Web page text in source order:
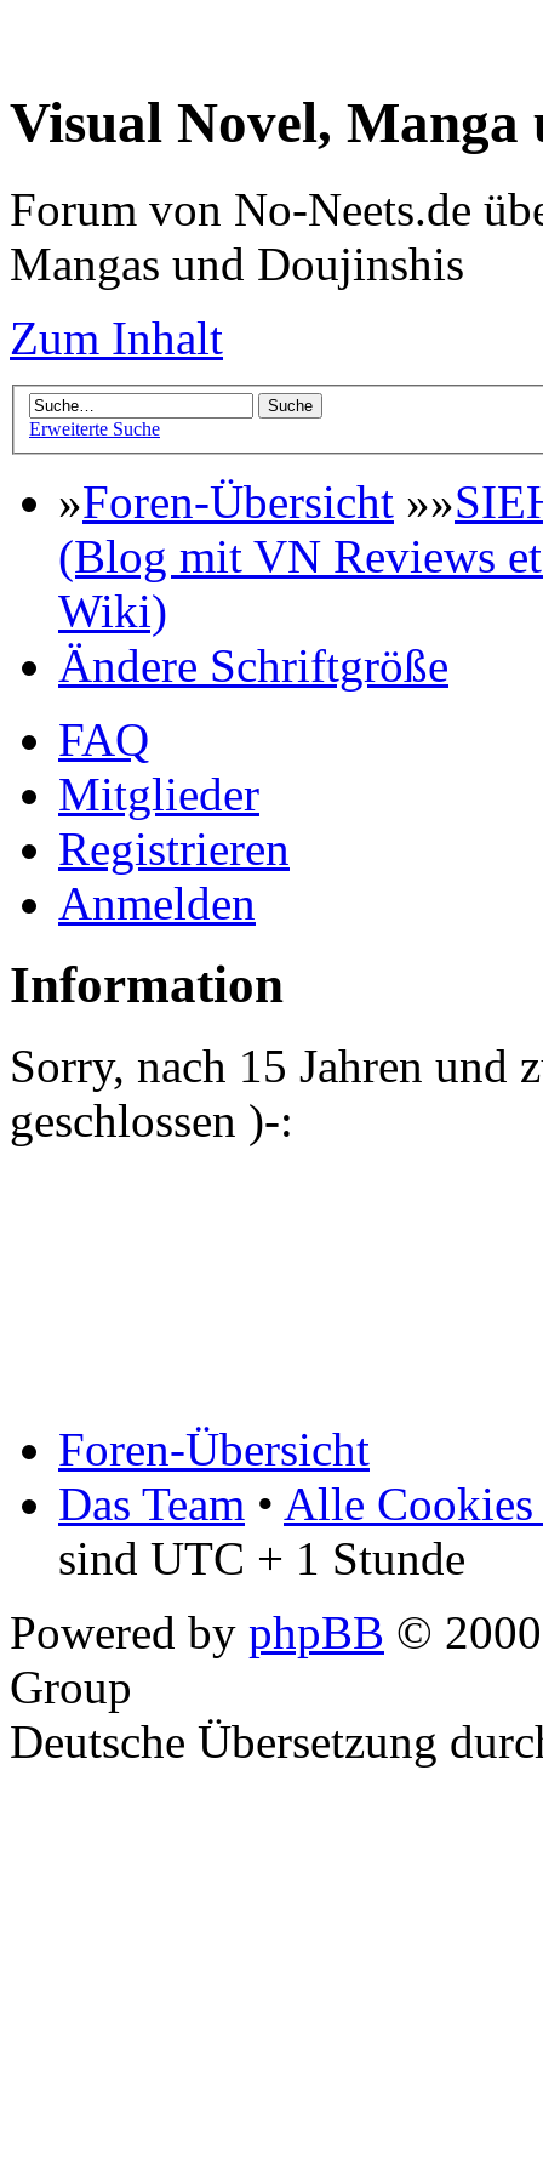
Visual Novel,
Forum von No-Neets.de
Mangas und Doujinshis
Zum Inhalt
Erweiterte Suche
»Foren-Übersicht »»
(Blog mit VN Reviews
Wiki)
Ändere Schriftgröße
FAQ
Mitglieder
Registrieren
Anmelden
Information
Sorry, nach 15 Jahren und
geschlossen )-:
Foren-Übersicht
Das Team • Alle Cookies
sind UTC + 1 Stunde
Powered by phpBB ©
Group
Deutsche Übersetzung